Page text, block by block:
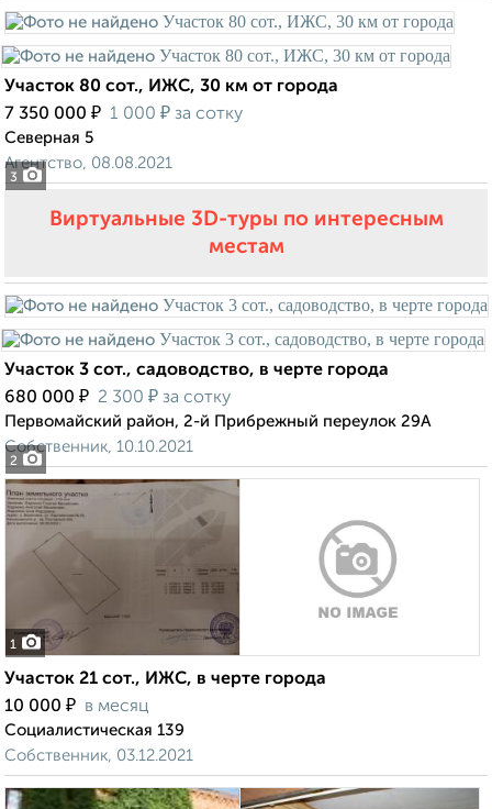
3
Участок 80 сот., ИЖС, 30 км от города
7 350 000 ₽ 1 000 ₽ за сотку
Северная 5
Агентство, 08.08.2021
Виртуальные 3D-туры по интересным
местам
2
Участок 3 сот., садоводство, в черте города
680 000 ₽ 2 300 ₽ за сотку
Первомайский район, 2-й Прибрежный переулок 29А
Собственник, 10.10.2021
1
Участок 21 сот., ИЖС, в черте города
10 000 ₽ в месяц
Социалистическая 139
Собственник, 03.12.2021